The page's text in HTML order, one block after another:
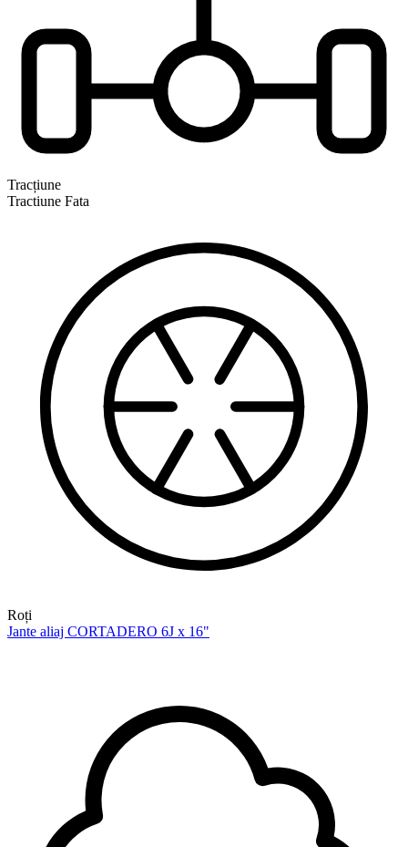
Tracțiune
Tractiune Fata
Roți
Jante aliaj CORTADERO 6J x 16"